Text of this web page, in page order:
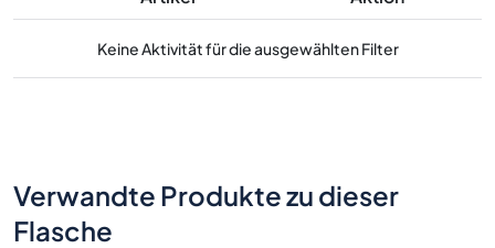
Keine Aktivität für die ausgewählten Filter
Verwandte Produkte zu dieser
Flasche